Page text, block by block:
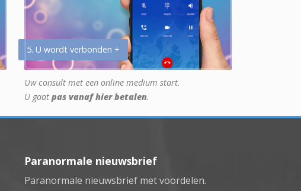
5. U wordt verbonden +
Uw consult met een online medium start.
U gaat pas vanaf hier betalen.
Paranormale nieuwsbrief
Paranormale nieuwsbrief met voordelen.